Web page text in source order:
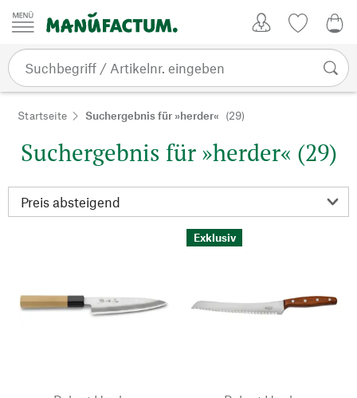
Zum Inhalt springen
Startseite Suchergebnis für »herder« (29)
Suchergebnis für »herder« (29)
Exklusiv